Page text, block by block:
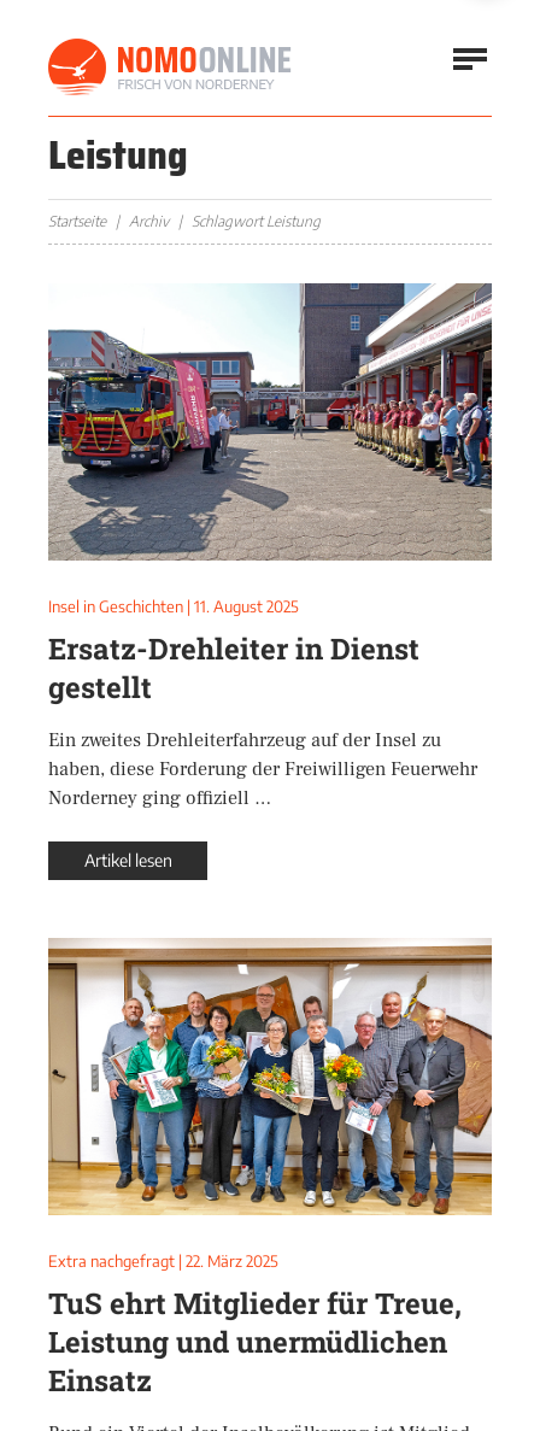
Leistung
Startseite Archiv Schlagwort Leistung
Insel in Geschichten | 11. August 2025
Ersatz-Drehleiter in Dienst
gestellt
Ein zweites Drehleiterfahrzeug auf der Insel zu
haben, diese Forderung der Freiwilligen Feuerwehr
Norderney ging offiziell …
Artikel lesen
Extra nachgefragt | 22. März 2025
TuS ehrt Mitglieder für Treue,
Leistung und unermüdlichen
Einsatz